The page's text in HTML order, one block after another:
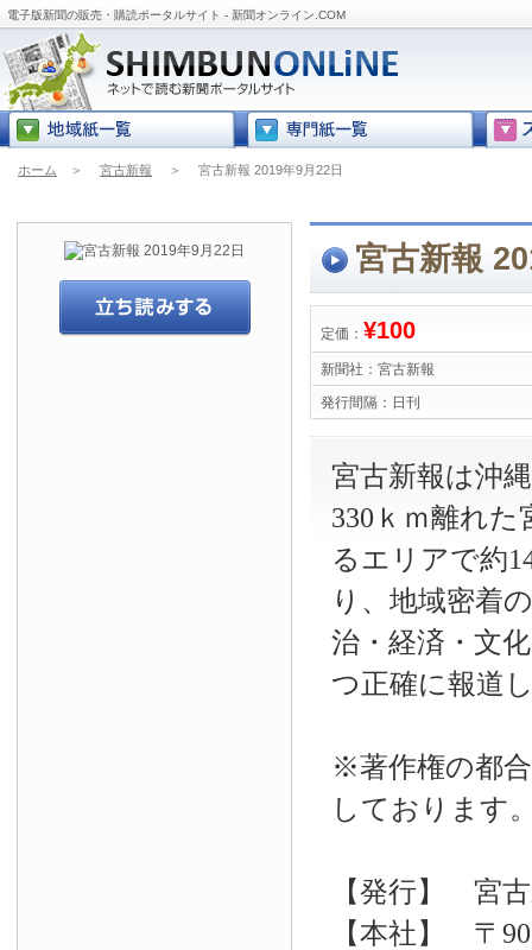
電子版新聞の販売・購読ポータルサイト - 新聞オンライン.COM
ホーム ＞ 宮古新報 ＞ 宮古新報 2019年9月22日
宮古新報
定価： ¥100
新聞社： 宮古新報
発行間隔： 日刊
宮古新報は沖
330ｋｍ離れ
るエリアで約
り、地域密着
治・経済・文
つ正確に報道
※著作権の都
しております
【発行】 宮
【本社】 〒